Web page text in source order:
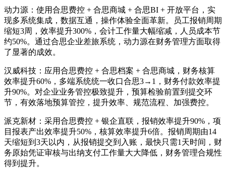
动力源：使用合思费控 + 合思商城 + 合思BI + 开放平台，实
现多系统集成，数据互通，操作体验全面革新。员工报销周期
缩短3周，效率提升300%，会计工作量大幅缩减，人员成本节
约50%。通过合思企业差旅系统，动力源在财务管理方面取得
了显著的成效。
汉威科技：应用合思费控 + 合思档案 + 合思商城，财务核算
效率提升60%，多端系统统一收口合思3→1，财务付款效率提
升90%。对企业业务管控极致提升，预算检验前置到提交环
节，有效落地预算管控，提升效率、规范流程、加强费控。
派克新材：采用合思费控 + 银企直联，报销效率提升90%，项
目报表产出效率提升50%，核算效率提升6倍。报销周期由14
天缩短到3天以内，从报销提交到入账，最快只需1天时间，财
务原始凭证审核与出纳支付工作量大大降低，财务管理合规性
得到提升。